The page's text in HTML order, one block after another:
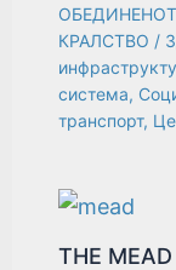
КРАЛСТВО /
система,
транспорт,
THE MEAD